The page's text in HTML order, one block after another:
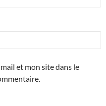
et mon site dans le